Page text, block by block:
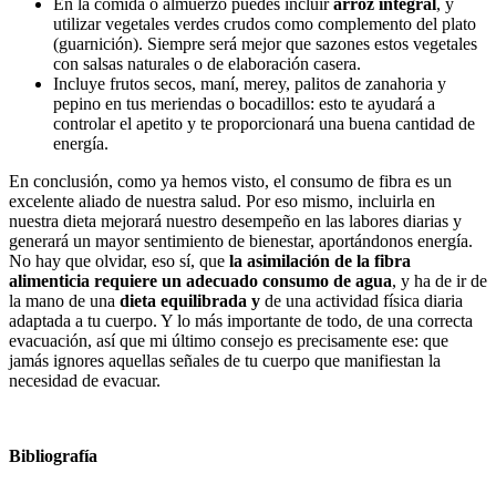
En la comida o almuerzo puedes incluirarroz integral , y
utilizar vegetales verdes crudos como complemento del plato
(guarnición). Siempre será mejor que sazones estos vegetales
con salsas naturales o de elaboración casera.
Incluye frutos secos, maní, merey, palitos de zanahoria y
pepino en tus meriendas o bocadillos: esto te ayudará a
controlar el apetito y te proporcionará una buena cantidad de
energía.
En conclusión, como ya hemos visto, el consumo de fibra es un
excelente aliado de nuestra salud. Por eso mismo, incluirla en
nuestra dieta mejorará nuestro desempeño en las labores diarias y
generará un mayor sentimiento de bienestar, aportándonos energía.
No hay que olvidar, eso sí, que la asimilación de la fibra
alimenticia requiere un adecuado consumo de agua, y ha de ir de
la mano de una dieta equilibrada y de una actividad física diaria
adaptada a tu cuerpo. Y lo más importante de todo, de una correcta
evacuación, así que mi último consejo es precisamente ese: que
jamás ignores aquellas señales de tu cuerpo que manifiestan la
necesidad de evacuar.
Bibliografía